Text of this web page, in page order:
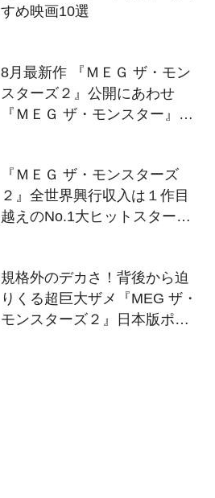
すめ映画10選
8月最新作 『ＭＥＧ ザ・モン
スターズ２』公開にあわせ
『ＭＥＧ ザ・モンスター』放
け！
『ＭＥＧ ザ・モンスターズ
２』全世界興行収入は１作目
越えのNo.1大ヒットスター
規格外のデカさ！背後から迫
りくる超巨大ザメ『MEG ザ・
モンスターズ２』日本版ポス